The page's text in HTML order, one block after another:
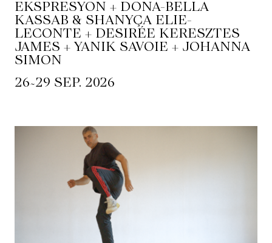
EKSPRESYON + DONA-BELLA
KASSAB & SHANYÇA ELIE-
LECONTE + DESIRÉE KERESZTES
JAMES + YANIK SAVOIE + JOHANNA
SIMON
26~29 SEP. 2026